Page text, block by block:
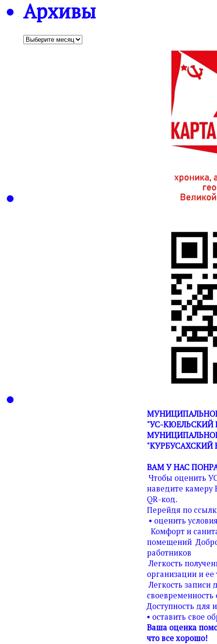
Архивы
Архивы
"УС-КЮЕЛЬСКИЙ
"КУРБУСАХСКИЙ
ВАМ У НАС
Чтобы оценить
наведите камеру
QR-код.
Перейдя по
• оценить
Комфорт и
помещений
работников
Легкость
организации и ее
Легкость записи
своевременность
Доступность для
• оставить свое
Ваша оценка
что все хорошо!